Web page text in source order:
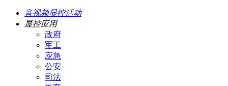
音视频显控活动
显控应用
政府
军工
应急
公安
司法